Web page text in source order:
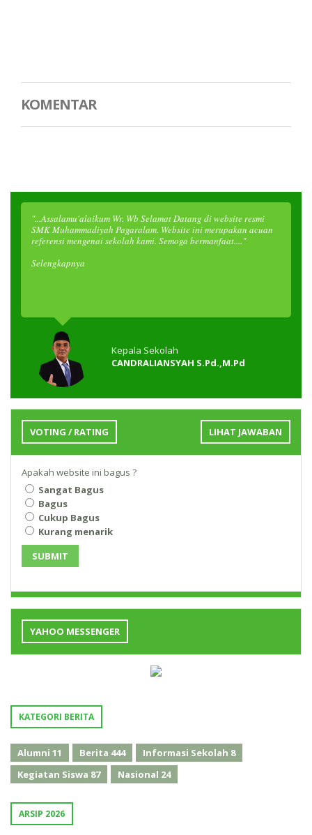
KOMENTAR
"...Assalamu'alaikum Wr. Wb Selamat Datang di website resmi
SMK Muhammadiyah Pagaralam. Website ini merupakan acuan
referensi mengenai sekolah kami. Semoga bermanfaat...."
Selengkapnya
Kepala Sekolah
CANDRALIANSYAH S.Pd.,M.Pd
VOTING / RATING LIHAT JAWABAN
Apakah website ini bagus ?
Sangat Bagus
Bagus
Cukup Bagus
Kurang menarik
SUBMIT
YAHOO MESSENGER
KATEGORI BERITA
Alumni 11 Berita 444 Informasi Sekolah 8
Kegiatan Siswa 87 Nasional 24
ARSIP 2026